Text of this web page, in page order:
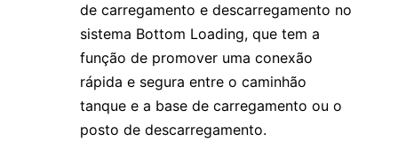
de carregamento e descarregamento no
sistema Bottom Loading, que tem a
função de promover uma conexão
rápida e segura entre o caminhão
tanque e a base de carregamento ou o
posto de descarregamento.